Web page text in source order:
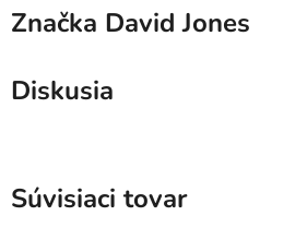
Značka David Jones
Diskusia
Súvisiaci tovar